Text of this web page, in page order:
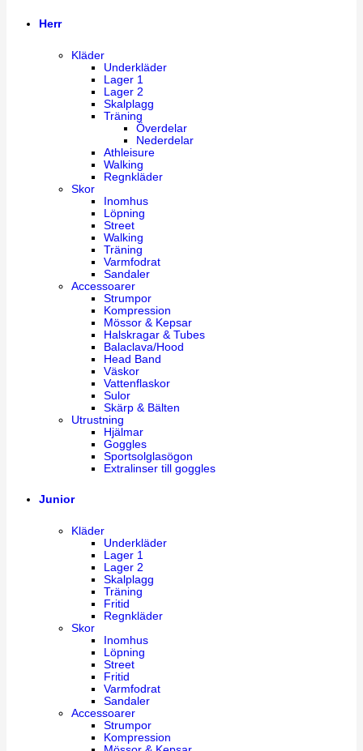
Herr
Kläder
Underkläder
Lager 1
Lager 2
Skalplagg
Träning
Överdelar
Nederdelar
Athleisure
Walking
Regnkläder
Skor
Inomhus
Löpning
Street
Walking
Träning
Varmfodrat
Sandaler
Accessoarer
Strumpor
Kompression
Mössor & Kepsar
Halskragar & Tubes
Balaclava/Hood
Head Band
Väskor
Vattenflaskor
Sulor
Skärp & Bälten
Utrustning
Hjälmar
Goggles
Sportsolglasögon
Extralinser till goggles
Junior
Kläder
Underkläder
Lager 1
Lager 2
Skalplagg
Träning
Fritid
Regnkläder
Skor
Inomhus
Löpning
Street
Fritid
Varmfodrat
Sandaler
Accessoarer
Strumpor
Kompression